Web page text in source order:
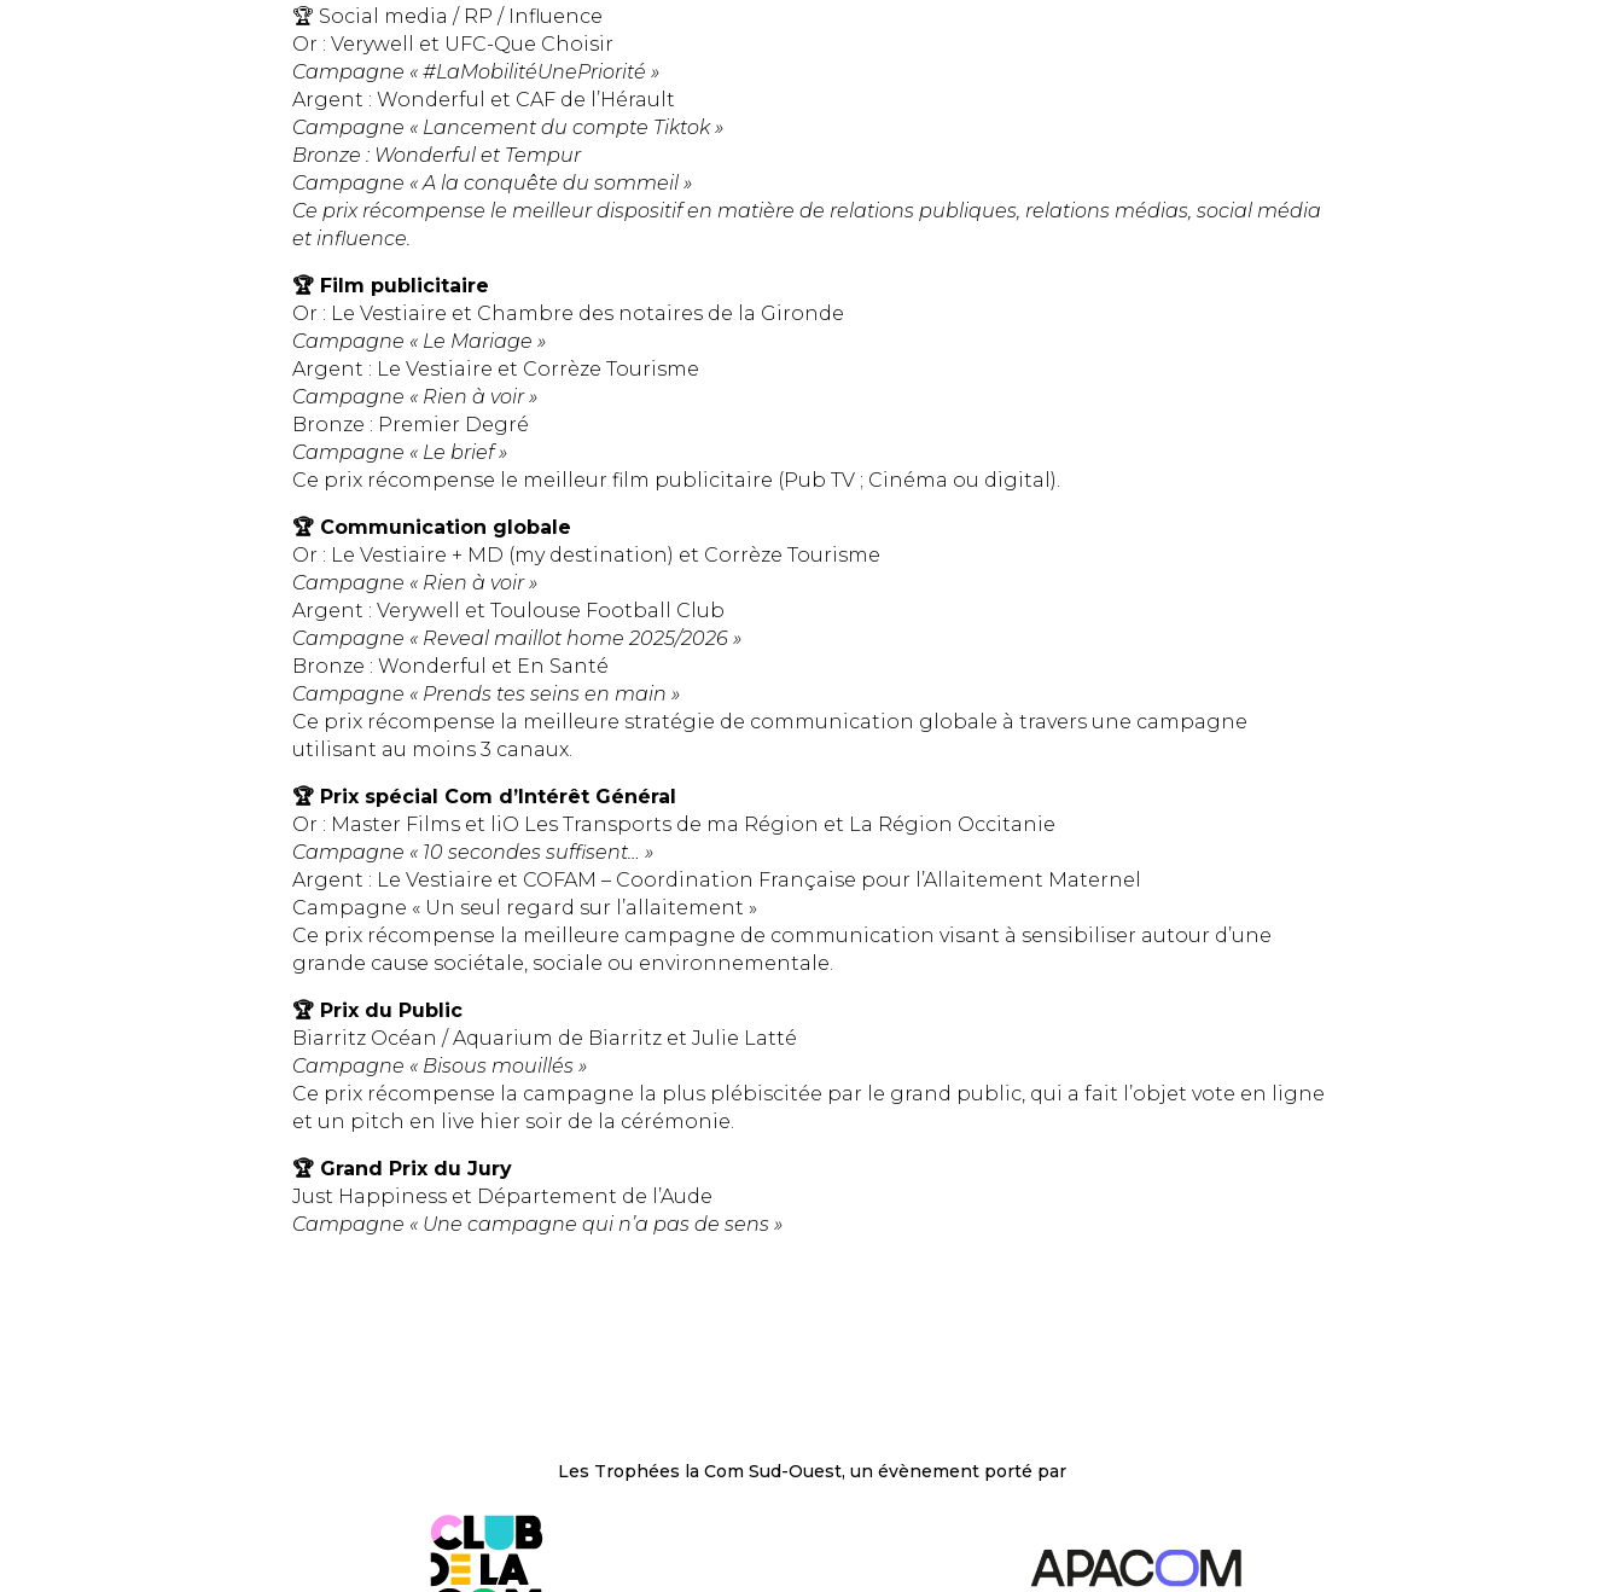
🏆 Social media / RP / Influence
Or : Verywell et UFC-Que Choisir
Campagne « #LaMobilitéUnePriorité »
Argent : Wonderful et CAF de l’Hérault
Campagne « Lancement du compte Tiktok »
Bronze : Wonderful et Tempur
Campagne « A la conquête du sommeil »
Ce prix récompense le meilleur dispositif en matière de relations publiques, relations médias, social média
et influence.
🏆 Film publicitaire
Or : Le Vestiaire et Chambre des notaires de la Gironde
Campagne « Le Mariage »
Argent : Le Vestiaire et Corrèze Tourisme
Campagne « Rien à voir »
Bronze : Premier Degré
Campagne « Le brief »
Ce prix récompense le meilleur film publicitaire (Pub TV ; Cinéma ou digital).
🏆 Communication globale
Or : Le Vestiaire + MD (my destination) et Corrèze Tourisme
Campagne « Rien à voir »
Argent : Verywell et Toulouse Football Club
Campagne « Reveal maillot home 2025/2026 »
Bronze : Wonderful et En Santé
Campagne « Prends tes seins en main »
Ce prix récompense la meilleure stratégie de communication globale à travers une campagne
utilisant au moins 3 canaux.
🏆 Prix spécial Com d’Intérêt Général
Or : Master Films et liO Les Transports de ma Région et La Région Occitanie
Campagne « 10 secondes suffisent… »
Argent : Le Vestiaire et COFAM – Coordination Française pour l’Allaitement Maternel
Campagne « Un seul regard sur l’allaitement »
Ce prix récompense la meilleure campagne de communication visant à sensibiliser autour d’une
grande cause sociétale, sociale ou environnementale.
🏆 Prix du Public
Biarritz Océan / Aquarium de Biarritz et Julie Latté
Campagne « Bisous mouillés »
Ce prix récompense la campagne la plus plébiscitée par le grand public, qui a fait l’objet vote en ligne
et un pitch en live hier soir de la cérémonie.
🏆 Grand Prix du Jury
Just Happiness et Département de l’Aude
Campagne « Une campagne qui n’a pas de sens »
Les Trophées la Com Sud-Ouest, un évènement porté par